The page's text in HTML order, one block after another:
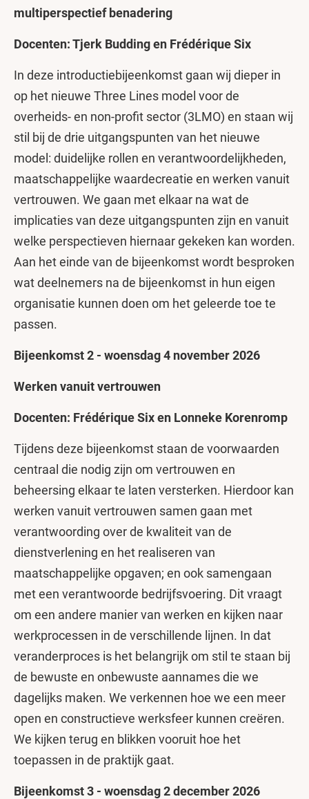
multiperspectief benadering
Docenten: Tjerk Budding en Frédérique Six
In deze introductiebijeenkomst gaan wij dieper in
op het nieuwe Three Lines model voor de
overheids- en non-profit sector (3LMO) en staan wij
stil bij de drie uitgangspunten van het nieuwe
model: duidelijke rollen en verantwoordelijkheden,
maatschappelijke waardecreatie en werken vanuit
vertrouwen. We gaan met elkaar na wat de
implicaties van deze uitgangspunten zijn en vanuit
welke perspectieven hiernaar gekeken kan worden.
Aan het einde van de bijeenkomst wordt besproken
wat deelnemers na de bijeenkomst in hun eigen
organisatie kunnen doen om het geleerde toe te
passen.
Bijeenkomst 2 - woensdag 4 november 2026
Werken vanuit vertrouwen
Docenten: Frédérique Six en Lonneke Korenromp
Tijdens deze bijeenkomst staan de voorwaarden
centraal die nodig zijn om vertrouwen en
beheersing elkaar te laten versterken. Hierdoor kan
werken vanuit vertrouwen samen gaan met
verantwoording over de kwaliteit van de
dienstverlening en het realiseren van
maatschappelijke opgaven; en ook samengaan
met een verantwoorde bedrijfsvoering. Dit vraagt
om een andere manier van werken en kijken naar
werkprocessen in de verschillende lijnen. In dat
veranderproces is het belangrijk om stil te staan bij
de bewuste en onbewuste aannames die we
dagelijks maken. We verkennen hoe we een meer
open en constructieve werksfeer kunnen creëren.
We kijken terug en blikken vooruit hoe het
toepassen in de praktijk gaat.
Bijeenkomst 3 - woensdag 2 december 2026